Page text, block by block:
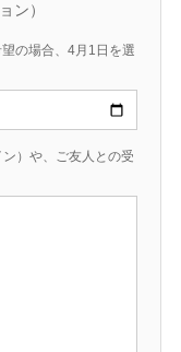
ン）
の場合、4月1日を選
）や、ご友人との受